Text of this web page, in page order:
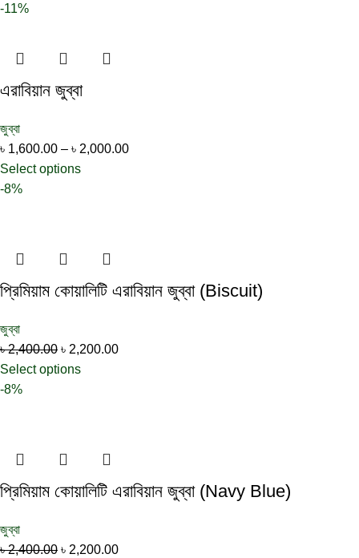
-11%
এরাবিয়ান জুব্বা
জুব্বা
৳ 1,600.00 – ৳ 2,000.00
Select options
-8%
প্রিমিয়াম কোয়ালিটি এরাবিয়ান জুব্বা (Biscuit)
জুব্বা
৳2,400.00 ৳ 2,200.00
Select options
-8%
প্রিমিয়াম কোয়ালিটি এরাবিয়ান জুব্বা (Navy Blue)
জুব্বা
৳2,400.00 ৳ 2,200.00